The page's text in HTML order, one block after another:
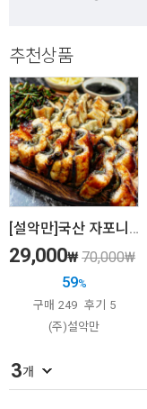
추천상품
[설악만]국산 자포니카 민물장어 1kg(손질후 600g내외) 친환경 무항생제, HACCP(해썹) 인증!
29,000₩ 70,000₩
59%
구매 249 후기 5
(주)설악만
3개